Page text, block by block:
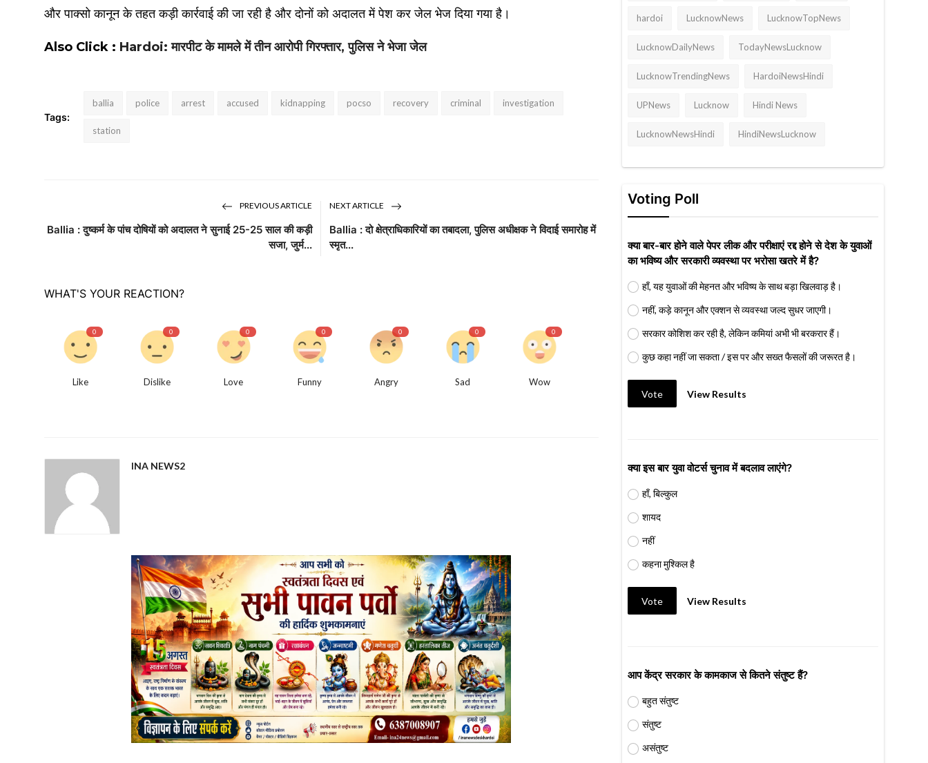
और पाक्सो कानून के तहत कड़ी कार्रवाई की जा रही है और दोनों को अदालत में पेश कर जेल भेज दिया गया है।
Also Click : Hardoi: मारपीट के मामले में तीन आरोपी गिरफ्तार, पुलिस ने भेजा जेल
Tags:
ballia police arrest accused kidnapping pocso recovery criminal investigation
station
PREVIOUS ARTICLE
Ballia : दुष्कर्म के पांच दोषियों को अदालत ने सुनाई 25-25 साल की कड़ी
सजा, जुर्म...
NEXT ARTICLE
Ballia : दो क्षेत्राधिकारियों का तबादला, पुलिस अधीक्षक ने विदाई समारोह में
स्मृत...
WHAT'S YOUR REACTION?
0
Like
0
Dislike
0
Love
0
Funny
0
Angry
0
Sad
0
Wow
INA NEWS2
hardoi LucknowNews LucknowTopNews
LucknowDailyNews TodayNewsLucknow
LucknowTrendingNews HardoiNewsHindi
UPNews Lucknow Hindi News
LucknowNewsHindi HindiNewsLucknow
Voting Poll
क्या बार-बार होने वाले पेपर लीक और परीक्षाएं रद्द होने से देश के युवाओं
का भविष्य और सरकारी व्यवस्था पर भरोसा खतरे में है?
हाँ, यह युवाओं की मेहनत और भविष्य के साथ बड़ा खिलवाड़ है।
नहीं, कड़े कानून और एक्शन से व्यवस्था जल्द सुधर जाएगी।
सरकार कोशिश कर रही है, लेकिन कमियां अभी भी बरकरार हैं।
कुछ कहा नहीं जा सकता / इस पर और सख्त फैसलों की जरूरत है।
Vote View Results
क्या इस बार युवा वोटर्स चुनाव में बदलाव लाएंगे?
हाँ, बिल्कुल
शायद
नहीं
कहना मुश्किल है
Vote View Results
आप केंद्र सरकार के कामकाज से कितने संतुष्ट हैं?
बहुत संतुष्ट
संतुष्ट
असंतुष्ट